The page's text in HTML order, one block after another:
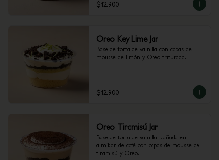
$12.900
Oreo Key Lime Jar
Base de torta de vainilla con capas de
mousse de limón y Oreo triturada.
$12.900
Oreo Tiramisú Jar
Base de torta de vainilla bañada en
almíbar de café con capas de mousse de
tiramisú y Oreo.